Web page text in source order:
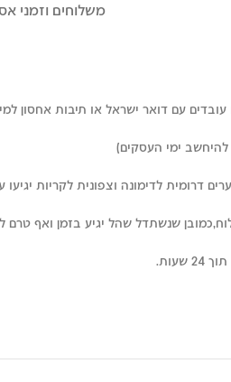
משלוחים וזמני
עם דואר ישראל או תיבות אחסון
לדימונה וצפונית לקריות יגיעו עד 7 ימי
שנשתדל שהל יגיע בזמן ואף טרם